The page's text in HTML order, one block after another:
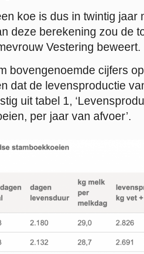
koe is dus in twintig jaar
deze berekening zou de
Vestering beweert.
bovengenoemde cijfers
dat de levensproductie
uit tabel 1,
per jaar van afvoer’.